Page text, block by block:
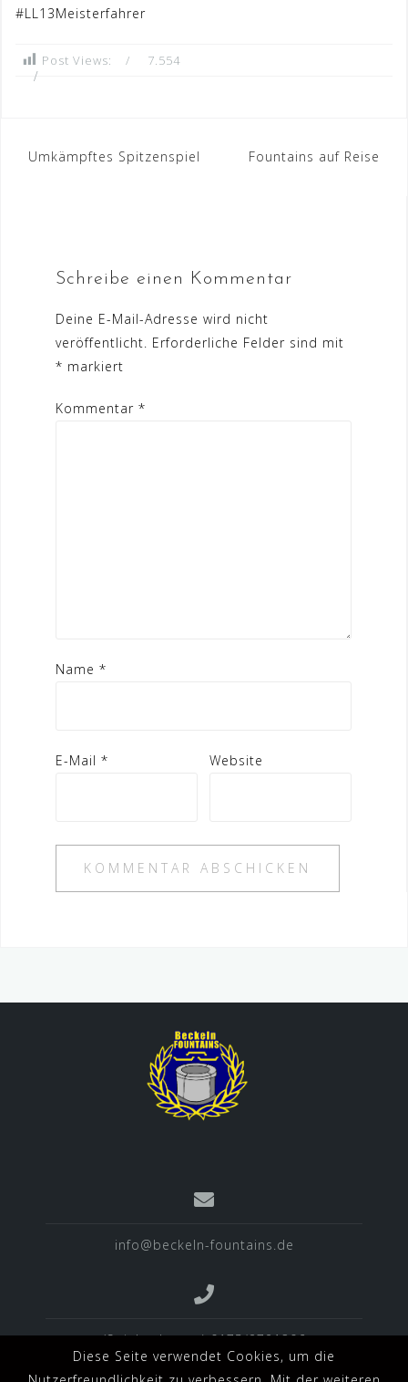
#LL13Meisterfahrer
Post Views: 7.554
Beitrags-
Umkämpftes Spitzenspiel Fountains auf Reise
Schreibe einen Kommentar
Deine E-Mail-Adresse wird nicht
veröffentlicht. Erforderliche Felder sind mit
* markiert
Kommentar *
Name *
E-Mail * Website
info@beckeln-fountains.de
(Spielverlegung) 0175/2721306
Diese Seite verwendet Cookies, um die